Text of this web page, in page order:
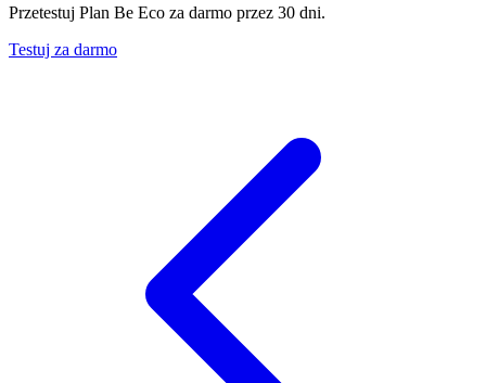
Przetestuj Plan Be Eco za darmo przez 30 dni.
Testuj za darmo